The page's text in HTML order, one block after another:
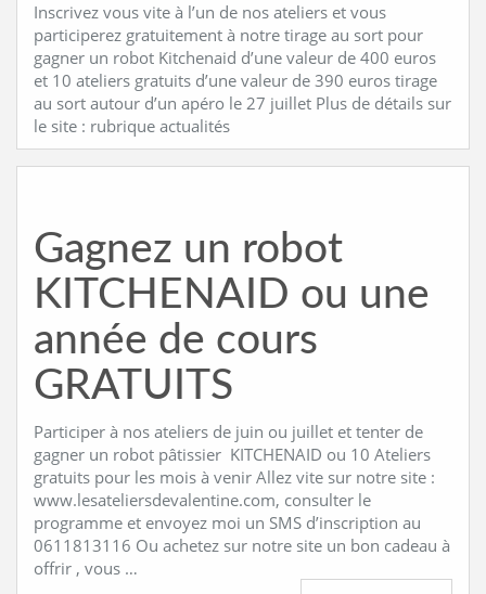
Inscrivez vous vite à l’un de nos ateliers et vous
participerez gratuitement à notre tirage au sort pour
gagner un robot Kitchenaid d’une valeur de 400 euros
et 10 ateliers gratuits d’une valeur de 390 euros tirage
au sort autour d’un apéro le 27 juillet Plus de détails sur
le site : rubrique actualités
Gagnez un robot
KITCHENAID ou une
année de cours
GRATUITS
Participer à nos ateliers de juin ou juillet et tenter de
gagner un robot pâtissier KITCHENAID ou 10 Ateliers
gratuits pour les mois à venir Allez vite sur notre site :
www.lesateliersdevalentine.com, consulter le
programme et envoyez moi un SMS d’inscription au
0611813116 Ou achetez sur notre site un bon cadeau à
offrir , vous …